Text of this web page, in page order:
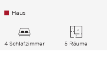
Haus
4 Schlafzimmer 5 Räume